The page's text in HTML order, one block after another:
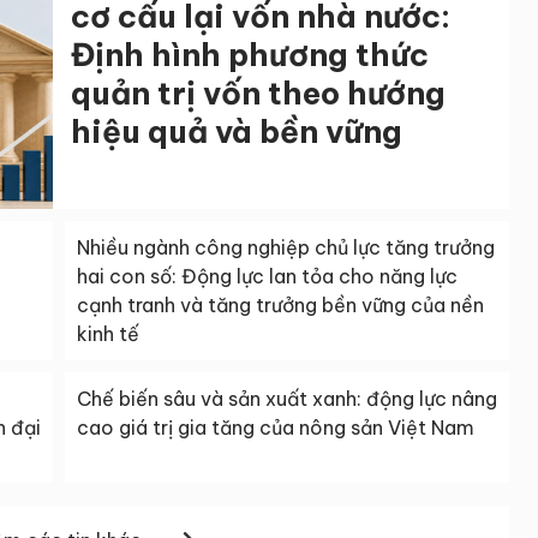
cơ cấu lại vốn nhà nước:
Định hình phương thức
quản trị vốn theo hướng
hiệu quả và bền vững
Nhiều ngành công nghiệp chủ lực tăng trưởng
hai con số: Động lực lan tỏa cho năng lực
cạnh tranh và tăng trưởng bền vững của nền
kinh tế
đại
Chế biến sâu và sản xuất xanh: động lực nâng
cao giá trị gia tăng của nông sản Việt Nam